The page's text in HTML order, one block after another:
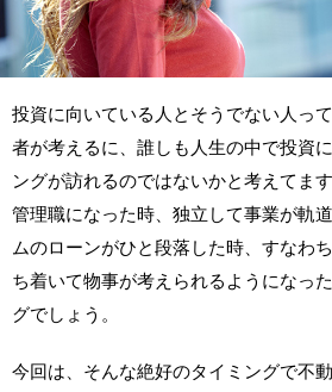
投資に向いている人とそうでない人っ
者が考えるに、誰しも人生の中で投資
ングが訪れるのではないかと考えてま
管理職になった時、独立して事業が軌
ムのローンがひと段落した時、すなわ
ち着いて物事が考えられるようになっ
グでしょう。
今回は、そんな絶好のタイミングで不